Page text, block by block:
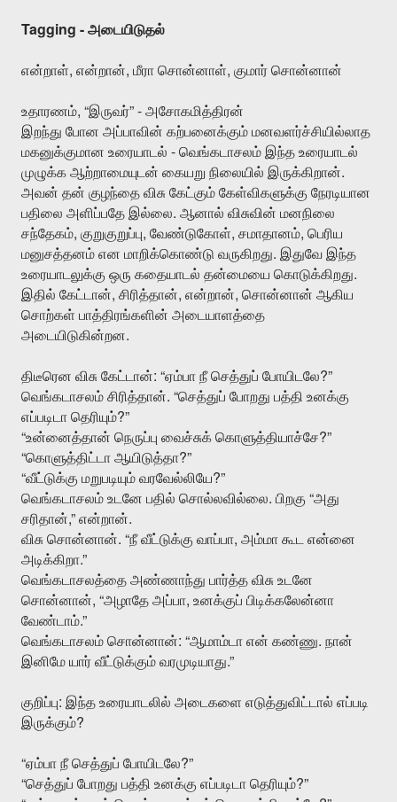
Tagging - அடையிடுதல்
என்றாள், என்றான், மீரா சொன்னாள், குமார் சொன்னான்
உதாரணம், “இருவர்” - அசோகமித்திரன்
இறந்து போன அப்பாவின் கற்பனைக்கும் மனவளர்ச்சியில்லாத
மகனுக்குமான உரையாடல் - வெங்கடாசலம் இந்த உரையாடல்
முழுக்க ஆற்றாமையுடன் கையறு நிலையில் இருக்கிறான்.
அவன் தன் குழந்தை விசு கேட்கும் கேள்விகளுக்கு நேரடியான
பதிலை அளிப்பதே இல்லை. ஆனால் விசுவின் மனநிலை
சந்தேகம், குறுகுறுப்பு, வேண்டுகோள், சமாதானம், பெரிய
மனுசத்தனம் என மாறிக்கொண்டு வருகிறது. இதுவே இந்த
உரையாடலுக்கு ஒரு கதையாடல் தன்மையை கொடுக்கிறது.
இதில் கேட்டான், சிரித்தான், என்றான், சொன்னான் ஆகிய
சொற்கள் பாத்திரங்களின் அடையாளத்தை
அடையிடுகின்றன.
திடீரென விசு கேட்டான்: “ஏம்பா நீ செத்துப் போயிடலே?”
வெங்கடாசலம் சிரித்தான். “செத்துப் போறது பத்தி உனக்கு
எப்படிடா தெரியும்?”
“உன்னைத்தான் நெருப்பு வைச்சுக் கொளுத்தியாச்சே?”
“கொளுத்திட்டா ஆயிடுத்தா?”
“வீட்டுக்கு மறுபடியும் வரவேல்லியே?”
வெங்கடாசலம் உடனே பதில் சொல்லவில்லை. பிறகு “அது
சரிதான்,” என்றான்.
விசு சொன்னான். “நீ வீட்டுக்கு வாப்பா, அம்மா கூட என்னை
அடிக்கிறா.”
வெங்கடாசலத்தை அண்ணாந்து பார்த்த விசு உடனே
சொன்னான், “அழாதே அப்பா, உனக்குப் பிடிக்கலேன்னா
வேண்டாம்.”
வெங்கடாசலம் சொன்னான்: “ஆமாம்டா என் கண்ணு. நான்
இனிமே யார் வீட்டுக்கும் வரமுடியாது.”
குறிப்பு: இந்த உரையாடலில் அடைகளை எடுத்துவிட்டால் எப்படி
இருக்கும்?
“ஏம்பா நீ செத்துப் போயிடலே?”
“செத்துப் போறது பத்தி உனக்கு எப்படிடா தெரியும்?”